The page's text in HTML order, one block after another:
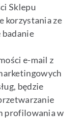
Sklepu
korzystania ze
badanie
e-mail z
będzie
profilowania w